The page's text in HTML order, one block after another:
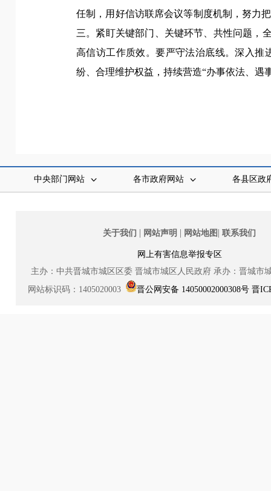
任制，用好信访联席会议等制度机制，努力
三。紧盯关键部门、关键环节、共性问题，
高信访工作质效。要严守法治底线。深入推
纷、合理维护权益，持续营造“办事依法、遇
中央部门网站 各市政府网站 各县区政
关于我们 | 网站声明 | 网站地图 | 联系我们
网上有害信息举报专区
主办：中共晋城市城区区委 晋城市城区人民政府 承办：晋城市
网站标识码：1405020003
晋公网安备 14050002000308号 晋